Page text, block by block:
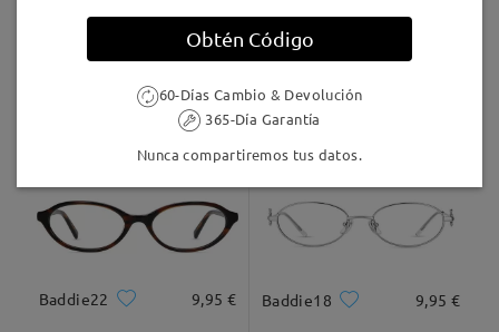
(?) tem um grande espaçamento embaixo dos olhos
que me incomodou um pouco, como se a armação
não envolvesse todo o olho, sabe? Mas fora isso é
May 22 , 2026
21,95 € TM13880
Baddie22 9,95 € Baddie18 9,95 €
Obtén Código
60-Días Cambio & Devolución
365-Día Garantía
Nunca compartiremos tus datos.